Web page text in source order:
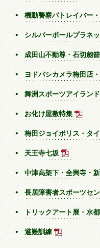
機動警察パトレイバー
シルバーボールプラネ
成田山不動尊・石切劔
ヨドバシカメラ梅田店
舞洲スポーツアイラン
お化け屋敷特集
梅田ジョイポリス・タ
天王寺七坂
中津高架下・全興寺・
長居障害者スポーツセ
トリックアート展・水
避難訓練